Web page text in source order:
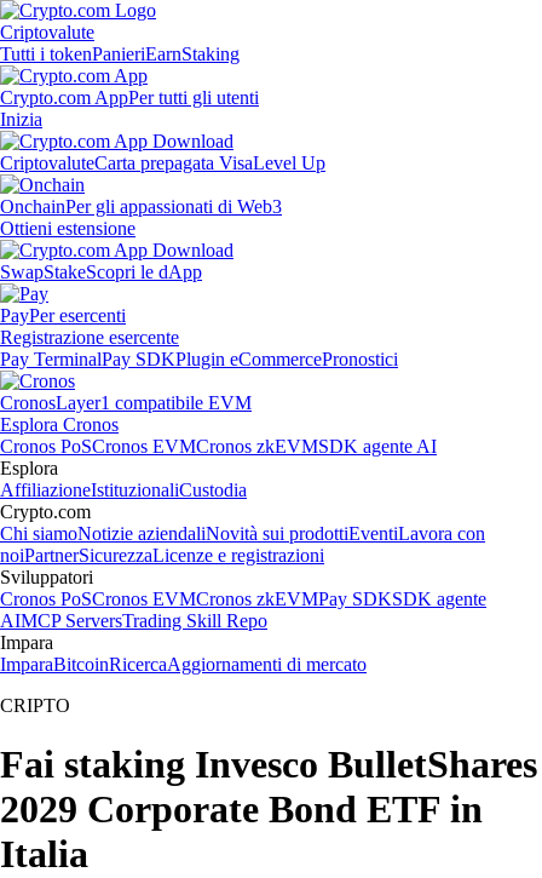
Criptovalute
Tutti i tokenPanieriEarnStaking
Crypto.com AppPer tutti gli utenti
Inizia
CriptovaluteCarta prepagata VisaLevel Up
OnchainPer gli appassionati di Web3
Ottieni estensione
SwapStakeScopri le dApp
PayPer esercenti
Registrazione esercente
Pay TerminalPay SDKPlugin eCommercePronostici
CronosLayer1 compatibile EVM
Esplora Cronos
Cronos PoSCronos EVMCronos zkEVMSDK agente AI
Esplora
AffiliazioneIstituzionaliCustodia
Crypto.com
Chi siamoNotizie aziendaliNovità sui prodottiEventiLavora con
noiPartnerSicurezzaLicenze e registrazioni
Sviluppatori
Cronos PoSCronos EVMCronos zkEVMPay SDKSDK agente
AIMCP ServersTrading Skill Repo
Impara
ImparaBitcoinRicercaAggiornamenti di mercato
CRIPTO
Fai staking Invesco BulletShares
2029 Corporate Bond ETF in
Italia